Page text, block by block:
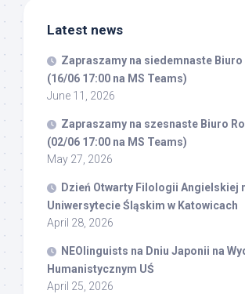
Latest news
Zapraszamy na siedemnaste Biuro
(16/06 17:00 na MS Teams)
June 11, 2026
Zapraszamy na szesnaste Biuro
(02/06 17:00 na MS Teams)
May 27, 2026
Dzień Otwarty Filologii Angielskiej
Uniwersytecie Śląskim w Katowicach
April 28, 2026
NEOlinguists na Dniu Japonii na
Humanistycznym UŚ
April 25, 2026